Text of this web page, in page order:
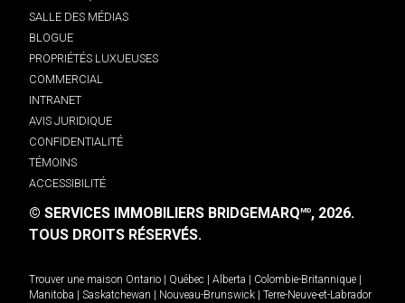
SALLE DES MÉDIAS
BLOGUE
PROPRIÉTÉS LUXUEUSES
COMMERCIAL
INTRANET
AVIS JURIDIQUE
CONFIDENTIALITÉ
TÉMOINS
ACCESSIBILITÉ
© SERVICES IMMOBILIERS BRIDGEMARQMD, 2026.
TOUS DROITS RÉSERVÉS.
Trouver une maison Ontario Québec Alberta Colombie-Britannique
Manitoba
Saskatchewan Nouveau-Brunswick
Terre-Neuve-et-Labrador